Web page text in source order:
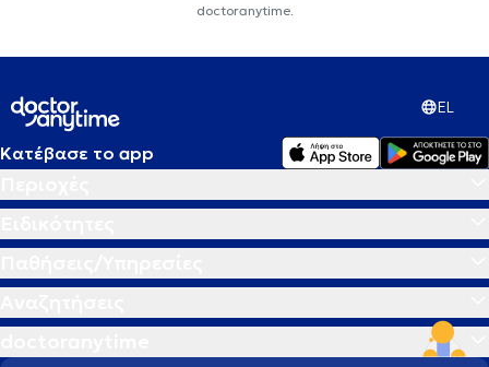
doctoranytime.
EL
Κατέβασε το app